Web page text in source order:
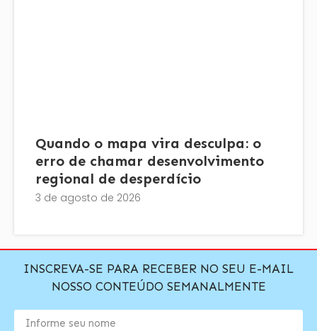
Quando o mapa vira desculpa: o
erro de chamar desenvolvimento
regional de desperdício
3 de agosto de 2026
INSCREVA-SE PARA RECEBER NO SEU E-MAIL
NOSSO CONTEÚDO SEMANALMENTE